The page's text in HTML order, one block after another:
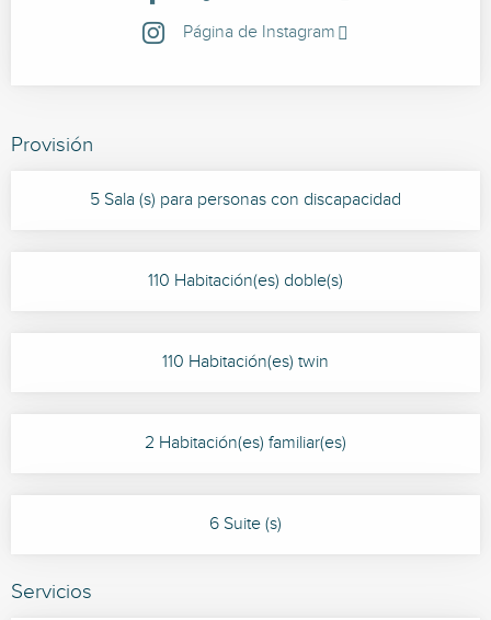
Página de Instagram
Provisión
5 Sala (s) para personas con discapacidad
110 Habitación(es) doble(s)
110 Habitación(es) twin
2 Habitación(es) familiar(es)
6 Suite (s)
Servicios